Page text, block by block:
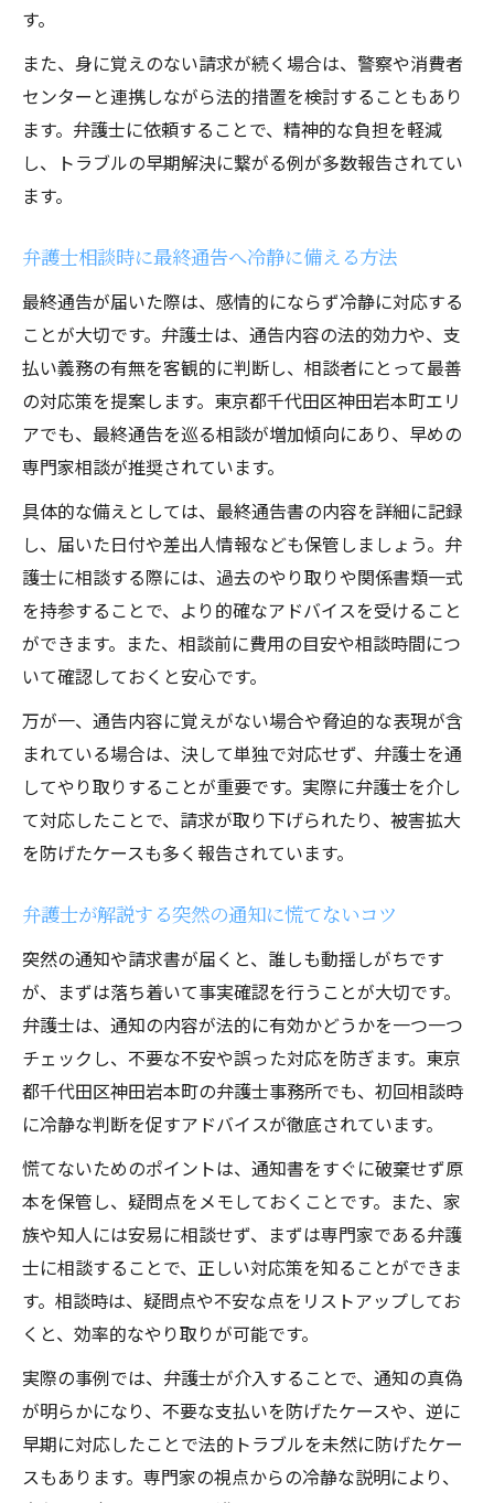
弁護士相談の費用相場と安心の選び方
1時間相談時の弁護士費用の目安と確認方法
弁護士費用の比較で見極める安心ポイント
無料相談や費用説明が明確な弁護士の特徴
資料準備で信頼される弁護士相談の進め方
弁護士に信頼される資料準備のコツと流れ
身に覚えがない請求も資料整理で弁護士が
安心
弁護士相談前に揃えたい基本資料とその理
由
ト
トラブル相談時に役立つ弁護士向け資料の
用意
神田岩本町で失敗しない弁護士への依頼術
弁護士依頼時に失敗しないポイントと流れ
弁護士に相談する際の注意点と安心対応策
身に覚えのないトラブルでも弁護士に任せ
るコツ
弁護士選びで後悔しないための依頼時の注
す。
また、身に覚えのない請求が続く場合は、警察や消費者
センターと連携しながら法的措置を検討することもあり
ます。弁護士に依頼することで、精神的な負担を軽減
し、トラブルの早期解決に繋がる例が多数報告されてい
ます。
弁護士相談時に最終通告へ冷静に備える方法
最終通告が届いた際は、感情的にならず冷静に対応する
ことが大切です。弁護士は、通告内容の法的効力や、支
払い義務の有無を客観的に判断し、相談者にとって最善
の対応策を提案します。東京都千代田区神田岩本町エリ
アでも、最終通告を巡る相談が増加傾向にあり、早めの
専門家相談が推奨されています。
具体的な備えとしては、最終通告書の内容を詳細に記録
し、届いた日付や差出人情報なども保管しましょう。弁
護士に相談する際には、過去のやり取りや関係書類一式
を持参することで、より的確なアドバイスを受けること
ができます。また、相談前に費用の目安や相談時間につ
いて確認しておくと安心です。
万が一、通告内容に覚えがない場合や脅迫的な表現が含
まれている場合は、決して単独で対応せず、弁護士を通
してやり取りすることが重要です。実際に弁護士を介し
て対応したことで、請求が取り下げられたり、被害拡大
を防げたケースも多く報告されています。
弁護士が解説する突然の通知に慌てないコツ
突然の通知や請求書が届くと、誰しも動揺しがちです
が、まずは落ち着いて事実確認を行うことが大切です。
弁護士は、通知の内容が法的に有効かどうかを一つ一つ
チェックし、不要な不安や誤った対応を防ぎます。東京
都千代田区神田岩本町の弁護士事務所でも、初回相談時
に冷静な判断を促すアドバイスが徹底されています。
慌てないためのポイントは、通知書をすぐに破棄せず原
本を保管し、疑問点をメモしておくことです。また、家
族や知人には安易に相談せず、まずは専門家である弁護
士に相談することで、正しい対応策を知ることができま
す。相談時は、疑問点や不安な点をリストアップしてお
くと、効率的なやり取りが可能です。
実際の事例では、弁護士が介入することで、通知の真偽
が明らかになり、不要な支払いを防げたケースや、逆に
早期に対応したことで法的トラブルを未然に防げたケー
スもあります。専門家の視点からの冷静な説明により、